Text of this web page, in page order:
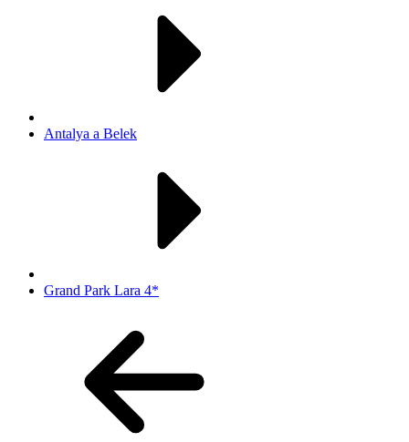
Antalya a Belek
Grand Park Lara 4*